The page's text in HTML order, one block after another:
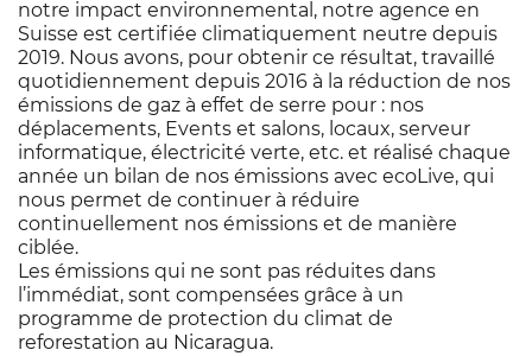
notre impact environnemental, notre agence en
Suisse est certifiée climatiquement neutre depuis
2019. Nous avons, pour obtenir ce résultat, travaillé
quotidiennement depuis 2016 à la réduction de nos
émissions de gaz à effet de serre pour : nos
déplacements, Events et salons, locaux, serveur
informatique, électricité verte, etc. et réalisé chaque
année un bilan de nos émissions avec ecoLive, qui
nous permet de continuer à réduire
continuellement nos émissions et de manière
ciblée.
Les émissions qui ne sont pas réduites dans
l’immédiat, sont compensées grâce à un
programme de protection du climat de
reforestation au Nicaragua.